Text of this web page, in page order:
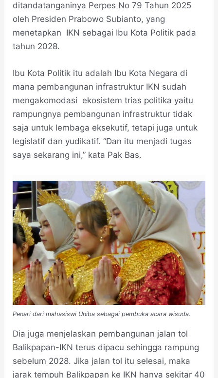
ditandatanganinya Perpes No 79 Tahun 2025
oleh Presiden Prabowo Subianto, yang
menetapkan IKN sebagai Ibu Kota Politik pada
tahun 2028.
Ibu Kota Politik itu adalah Ibu Kota Negara di
mana pembangunan infrastruktur IKN sudah
mengakomodasi ekosistem trias politika yaitu
rampungnya pembangunan infrastruktur tidak
saja untuk lembaga eksekutif, tetapi juga untuk
legislatif dan yudikatif. “Dan itu menjadi tugas
saya sekarang ini,” kata Pak Bas.
Penari dari mahasiswi Uniba sebagai pembuka acara wisuda.
Dia juga menjelaskan pembangunan jalan tol
Balikpapan-IKN terus dipacu sehingga rampung
sebelum 2028. Jika jalan tol itu selesai, maka
jarak tempuh Balikpapan ke IKN hanya sekitar 40